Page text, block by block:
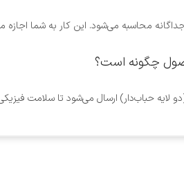
محاسبه می‌شود. این کار به شما
ارسال می‌شود تا سلامت فیزیکی آن حفظ شود.